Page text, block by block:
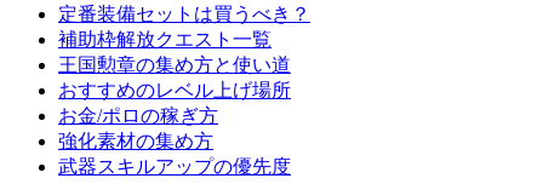
定番装備セットは買うべき？
補助枠解放クエスト一覧
王国勲章の集め方と使い道
おすすめのレベル上げ場所
お金/ポロの稼ぎ方
強化素材の集め方
武器スキルアップの優先度